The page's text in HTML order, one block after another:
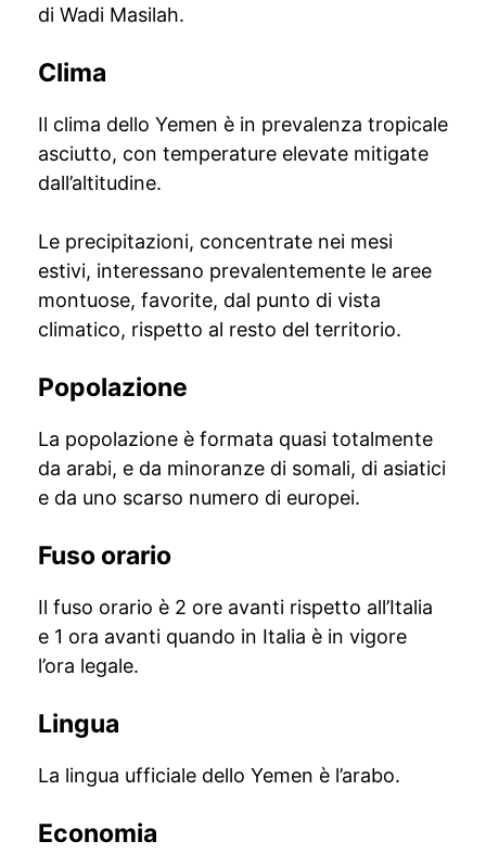
di Wadi Masilah.
Clima
Il clima dello Yemen è in prevalenza tropicale
asciutto, con temperature elevate mitigate
dall’altitudine.
Le precipitazioni, concentrate nei mesi
estivi, interessano prevalentemente le aree
montuose, favorite, dal punto di vista
climatico, rispetto al resto del territorio.
Popolazione
La popolazione è formata quasi totalmente
da arabi, e da minoranze di somali, di asiatici
e da uno scarso numero di europei.
Fuso orario
Il fuso orario è 2 ore avanti rispetto all’Italia
e 1 ora avanti quando in Italia è in vigore
l’ora legale.
Lingua
La lingua ufficiale dello Yemen è l’arabo.
Economia